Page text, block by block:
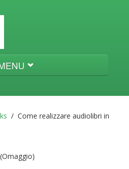
/ Come realizzare audiolibri in